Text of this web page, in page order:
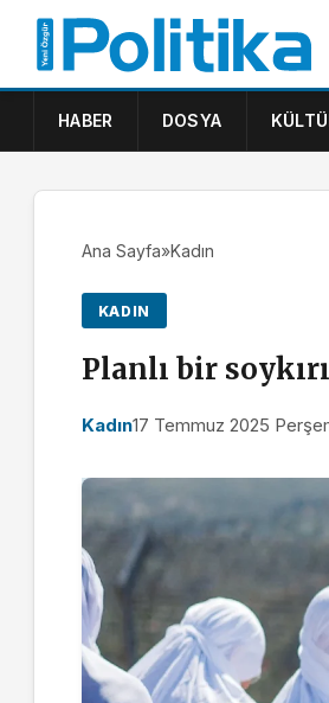
HABER DOSYA
Ana Sayfa»Kadın
KADIN
Planlı bir
Kadın17 Temmuz 2025